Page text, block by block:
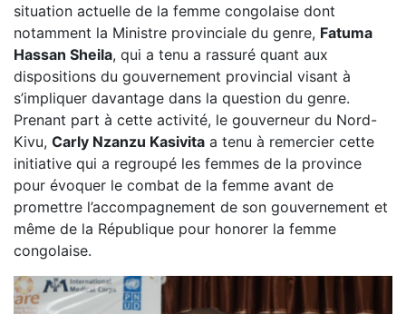
situation actuelle de la femme congolaise dont
notamment la Ministre provinciale du genre, Fatuma
Hassan Sheila, qui a tenu a rassuré quant aux
dispositions du gouvernement provincial visant à
s’impliquer davantage dans la question du genre.
Prenant part à cette activité, le gouverneur du Nord-
Kivu, Carly Nzanzu Kasivita a tenu à remercier cette
initiative qui a regroupé les femmes de la province
pour évoquer le combat de la femme avant de
promettre l’accompagnement de son gouvernement et
même de la République pour honorer la femme
congolaise.